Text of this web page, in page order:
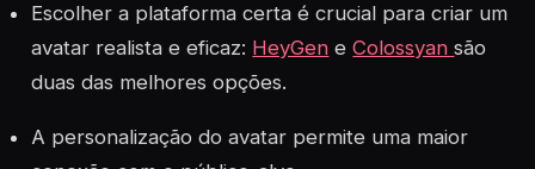
Escolher a plataforma certa é crucial para criar um
avatar realista e eficaz: HeyGen eColossyansão
duas das melhores opções.
A personalização do avatar permite uma maior